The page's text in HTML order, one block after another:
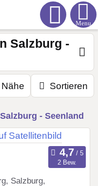
Menu
Salzburg -
Nähe Sortieren
- Seenland
2 Bew.
Salzburg,